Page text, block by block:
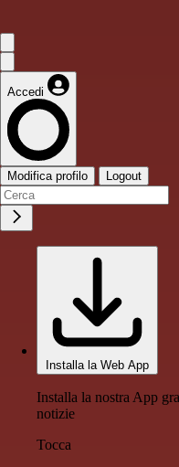
Accedi
Modifica profilo Logout
Installa la Web App
Installa la nostra App
notizie
Tocca